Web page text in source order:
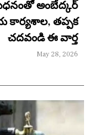
అంబేద్కర్
తప్పక
చదవండి ఈ వార్త
May 28, 2026